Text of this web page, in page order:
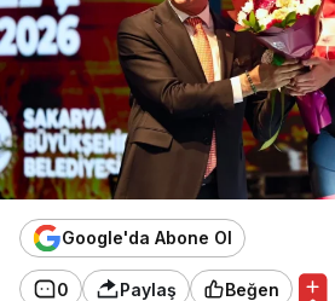
Google'da Abone Ol
0 Paylaş Beğen